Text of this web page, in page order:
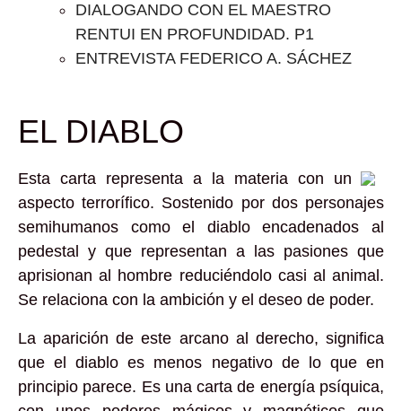
DIALOGANDO CON EL MAESTRO
RENTUI EN PROFUNDIDAD. P1
ENTREVISTA FEDERICO A. SÁCHEZ
EL DIABLO
Esta carta representa a la materia con un
aspecto terrorífico. Sostenido por dos personajes
semihumanos como el diablo encadenados al
pedestal y que representan a las pasiones que
aprisionan al hombre reduciéndolo casi al animal.
Se relaciona con la ambición y el deseo de poder.
La aparición de este arcano al derecho, significa
que el diablo es menos negativo de lo que en
principio parece. Es una carta de energía psíquica,